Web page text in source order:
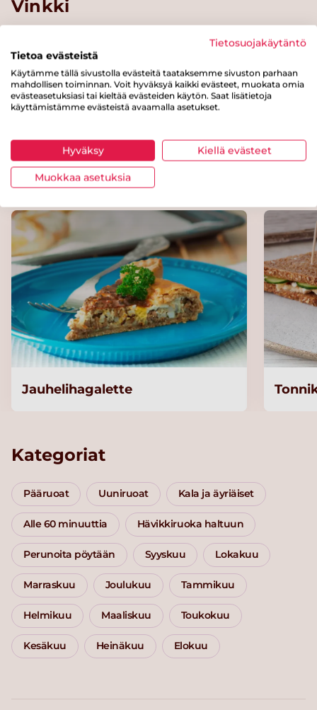
Vinkki
Fenkolin ohella voit käyttää varsiselleriä.
Jos kaapista löytyy tilkkanen ruokakermaa tai
nokare tuorejuustoa, voit pehmentää niillä
kalamuhennoksen makua
Kokeile myös näitä reseptejä
Jauhelihagalette
Kategoriat
Pääruoat Uuniruoat Kala ja äyriäiset
Alle 60 minuuttia Hävikkiruoka haltuun
Perunoita pöytään Syyskuu Lokakuu
Marraskuu Joulukuu Tammikuu
Helmikuu Maaliskuu Toukokuu
Kesäkuu Heinäkuu Elokuu
Tietosuojakäytäntö
Tietoa evästeistä
Käytämme tällä sivustolla evästeitä taataksemme sivuston parhaan
mahdollisen toiminnan. Voit hyväksyä kaikki evästeet, muokata omia
evästeasetuksiasi tai kieltää evästeiden käytön. Saat lisätietoja
käyttämistämme evästeistä avaamalla asetukset.
Hyväksy Kiellä evästeet
Muokkaa asetuksia